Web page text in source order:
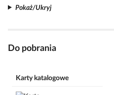
Pokaż/Ukryj
Do pobrania
Karty katalogowe